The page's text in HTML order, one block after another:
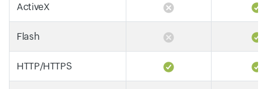
ActiveX
Flash
HTTP/HTTPS